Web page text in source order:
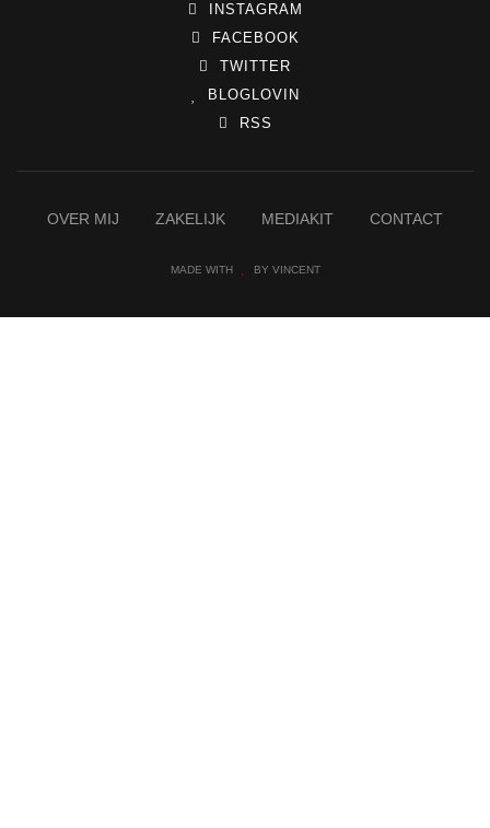
INSTAGRAM
FACEBOOK
TWITTER
BLOGLOVIN
RSS
OVER MIJ ZAKELIJK MEDIAKIT CONTACT
MADE WITH BY VINCENT